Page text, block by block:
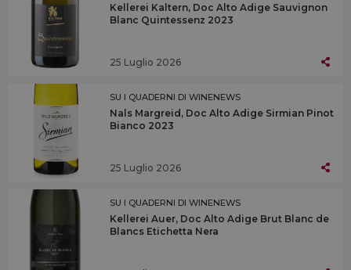
Kellerei Kaltern, Doc Alto Adige Sauvignon
Blanc Quintessenz 2023
25 Luglio 2026
SU I QUADERNI DI WINENEWS
Nals Margreid, Doc Alto Adige Sirmian Pinot
Bianco 2023
25 Luglio 2026
SU I QUADERNI DI WINENEWS
Kellerei Auer, Doc Alto Adige Brut Blanc de
Blancs Etichetta Nera